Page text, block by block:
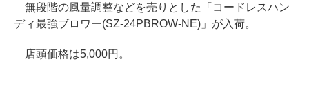
無段階の風量調整などを売りとした「コードレスハン
ディ最強ブロワー(SZ-24PBROW-NE)」が入荷。
店頭価格は5,000円。